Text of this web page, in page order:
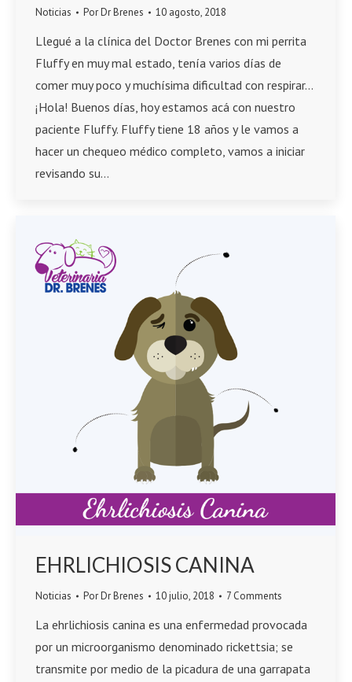
Noticias PorDr Brenes 10 agosto, 2018
Llegué a la clínica del Doctor Brenes con mi perrita
Fluffy en muy mal estado, tenía varios días de
comer muy poco y muchísima dificultad con respirar…
¡Hola! Buenos días, hoy estamos acá con nuestro
paciente Fluffy. Fluffy tiene 18 años y le vamos a
hacer un chequeo médico completo, vamos a iniciar
revisando su…
EHRLICHIOSIS CANINA
Noticias PorDr Brenes 10 julio, 2018 7 Comments
La ehrlichiosis canina es una enfermedad provocada
por un microorganismo denominado rickettsia; se
transmite por medio de la picadura de una garrapata